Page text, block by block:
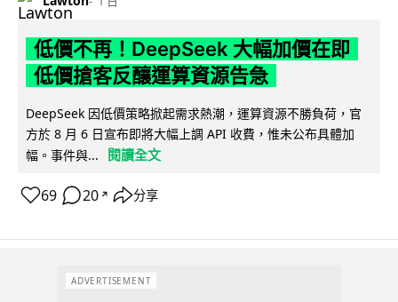
低價不再！DeepSeek 大幅加價在即
低價搶客反釀運算資源告急
DeepSeek 因低價策略掀起需求熱潮，運算資源不勝負荷，官
方於 8 月 6 日宣布即將大幅上調 API 收費，惟未公布具體加
幅。事件與...
閱讀全文
69 20 ↗ 分享
ADVERTISEMENT